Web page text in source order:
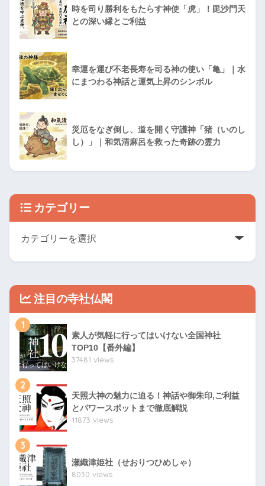
時を司り勝利をもたらす神使「虎」！毘沙門天
との深い縁とご利益
幸運を運び不老長寿を司る神の使い「亀」｜水
にまつわる神話と運気上昇のシンボル
災厄をなぎ倒し、道を開く守護神「猪（いのし
し）」｜和気清麻呂を救った奇跡の霊力
カテゴリー
注目の寺社仏閣
1
素人が気軽に行ってはいけない全国神社
TOP10【番外編】
37481 views
2
天照大神の魅力に迫る！神話や御朱印,ご利益
とパワースポットまで徹底解説
11873 views
3
瀬織津姫社（せおりつひめしゃ）
8030 views